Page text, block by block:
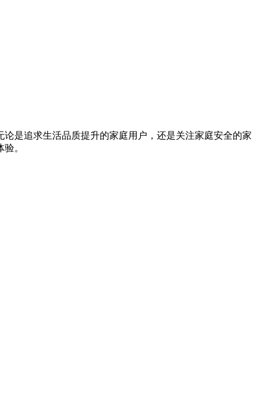
是追求生活品质提升的家庭用户，还是关注家庭安全的家
。